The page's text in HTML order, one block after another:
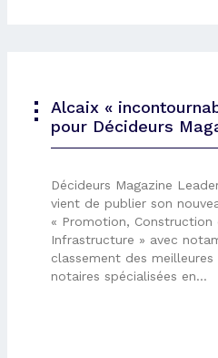
Alcaix «
pour Décideurs
Décideurs Magazine
vient de publier son
« Promotion, Construction
Infrastructure » avec
classement des
notaires spécialisées en…